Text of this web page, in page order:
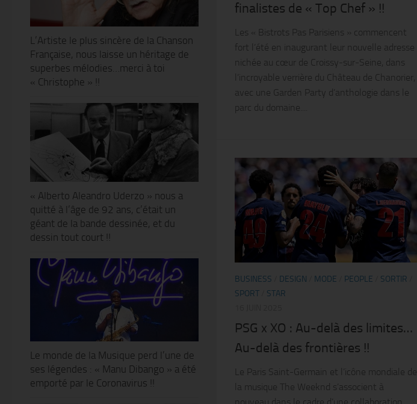
finalistes de « Top Chef » !!
Les « Bistrots Pas Parisiens » commencent
fort l’été en inaugurant leur nouvelle adresse
nichée au cœur de Croissy-sur-Seine, dans
l’incroyable verrière du Château de Chanorier,
avec une Garden Party d’anthologie dans le
parc du domaine....
BUSINESS DESIGN MODE PEOPLE SORTIR
SPORT
STAR
PSG x XO : Au-delà des limites…
Au-delà des frontières !!
Le Paris Saint-Germain et l’icône mondiale de
la musique The Weeknd s’associent à
nouveau dans le cadre d’une collaboration
L’Artiste le plus sincère de la Chanson
Française, nous laisse un héritage de
superbes mélodies…merci à toi
« Christophe » !!
« Alberto Aleandro Uderzo » nous a
quitté à l’âge de 92 ans, c’était un
géant de la bande dessinée, et du
dessin tout court !!
Le monde de la Musique perd l’une de
ses légendes : « Manu Dibango » a été
emporté par le Coronavirus !!